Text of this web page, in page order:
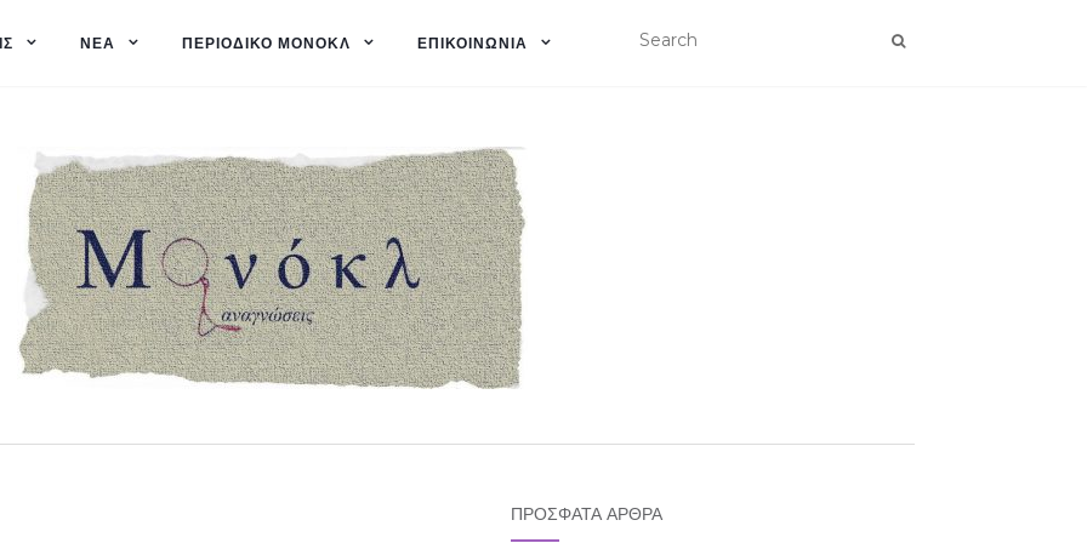
ΝΈΑ ΠΕΡΙΟΔΙΚΌ ΜΟΝΌΚΛ ΕΠΙΚΟΙΝΩΝΊΑ
ΠΡΌΣΦΑΤΑ ΆΡΘΡΑ